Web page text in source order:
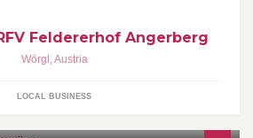
Feldererhof Angerberg
Wörgl ,Austria
LOCAL BUSINESS